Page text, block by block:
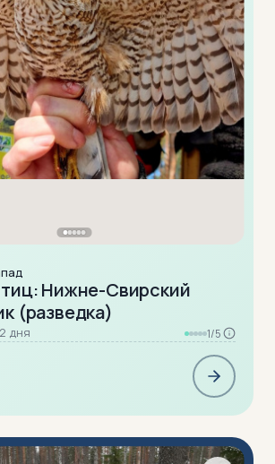
Нижне-Свирский
(разведка)
2 дня 1/5